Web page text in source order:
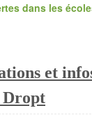
dans les
et
Dropt